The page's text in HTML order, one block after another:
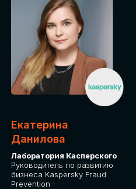
Екатерина
Данилова
Лаборатория Касперского
Руководитель по развитию
бизнеса Kaspersky Fraud
Prevention